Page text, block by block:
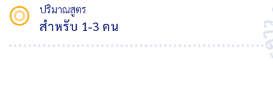
ปริมาณสูตร
สำหรับ 1-3 คน